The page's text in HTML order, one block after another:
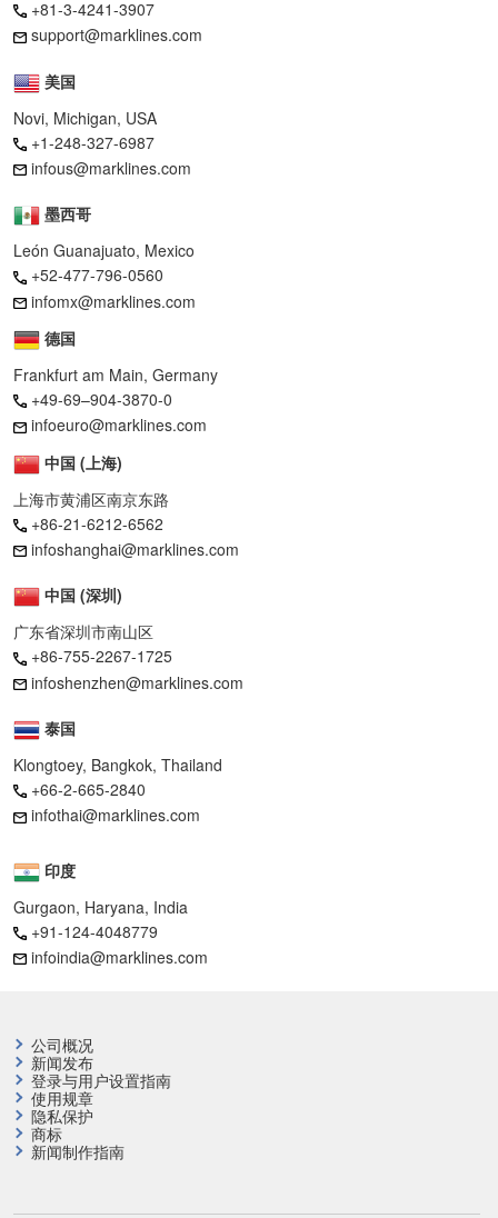
+81-3-4241-3907
support@marklines.com
美国
Novi, Michigan, USA
+1-248-327-6987
infous@marklines.com
墨西哥
León Guanajuato, Mexico
+52-477-796-0560
infomx@marklines.com
德国
Frankfurt am Main, Germany
+49-69–904-3870-0
infoeuro@marklines.com
中国 (上海)
上海市黄浦区南京东路
+86-21-6212-6562
infoshanghai@marklines.com
中国 (深圳)
广东省深圳市南山区
+86-755-2267-1725
infoshenzhen@marklines.com
泰国
Klongtoey, Bangkok, Thailand
+66-2-665-2840
infothai@marklines.com
印度
Gurgaon, Haryana, India
+91-124-4048779
infoindia@marklines.com
公司概况
新闻发布
登录与用户设置指南
使用规章
隐私保护
商标
新闻制作指南